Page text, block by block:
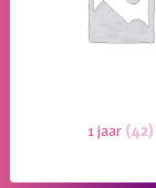
1 jaar (42)